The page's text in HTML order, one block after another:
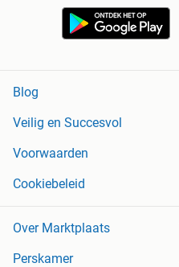
Blog
Veilig en Succesvol
Voorwaarden
Cookiebeleid
Over Marktplaats
Perskamer